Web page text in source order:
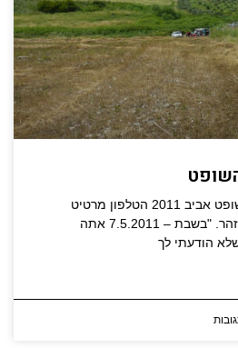
טיול של אביב לנחל של שופט אביב 2011 הטלפון מרטיט
בכיסי. הודעת ס.מ.ס. מיזהר. "בשבת – 7.5.2011 אתה
הודעתי לך